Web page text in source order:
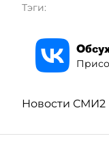
Тэги:
Новости СМИ2